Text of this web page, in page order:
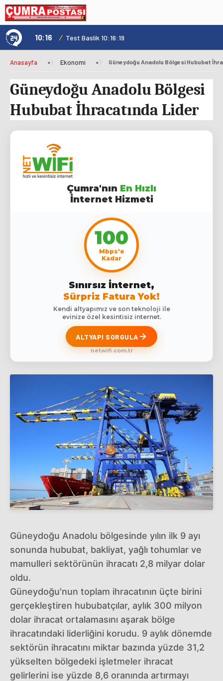
10:16 / Test Baslik 10:16:19
Anasayfa » Ekonomi » Güneydoğu Anadolu Bölgesi Hububat
Güneydoğu Anadolu Bölgesi
Hububat İhracatında Lider
Çumra'nın En Hızlı
İnternet Hizmeti
100
Mbps'e
Kadar
Sınırsız İnternet,
Sürpriz Fatura Yok!
Kendi altyapımız ve son teknoloji ile
evinize özel kesintisiz internet.
ALTYAPI SORGULA
netwifi.com.tr
Güneydoğu Anadolu bölgesinde yılın ilk 9 ayı
sonunda hububat, bakliyat, yağlı tohumlar ve
mamulleri sektörünün ihracatı 2,8 milyar dolar
oldu.
Güneydoğu'nun toplam ihracatının üçte birini
gerçekleştiren hububatçılar, aylık 300 milyon
dolar ihracat ortalamasını aşarak bölge
ihracatındaki liderliğini korudu. 9 aylık dönemde
sektörün ihracatını miktar bazında yüzde 31,2
yükselten bölgedeki işletmeler ihracat
gelirlerini ise yüzde 8,6 oranında artırmayı